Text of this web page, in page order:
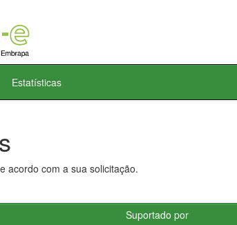
Estatísticas
acordo com a sua solicitação.
Suportado por